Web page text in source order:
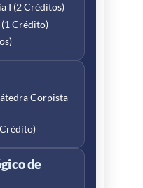
I (2 Créditos)
(1 Crédito)
Corpista
de
métodos de
Extranjera
I (1 Crédito)
Informática
I (1 Crédito)